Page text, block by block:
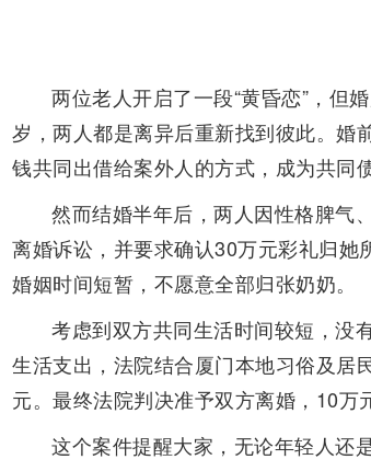
两位老人开启了一段“黄昏恋”，但
岁，两人都是离异后重新找到彼此。婚
钱共同出借给案外人的方式，成为共同
然而结婚半年后，两人因性格脾气
离婚诉讼，并要求确认30万元彩礼归她
婚姻时间短暂，不愿意全部归张奶奶。
考虑到双方共同生活时间较短，没
生活支出，法院结合厦门本地习俗及居
元。最终法院判决准予双方离婚，10万
这个案件提醒大家，无论年轻人还